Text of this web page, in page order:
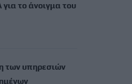
το άνοιγμα του
των υπηρεσιών